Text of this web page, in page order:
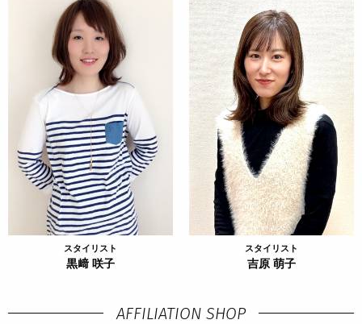
スタイリスト
黒﨑 咲子
スタイリスト
吉原 萌子
AFFILIATION SHOP